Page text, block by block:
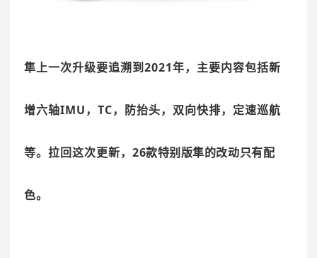
隼上一次升级要追溯到2021年，主要内容包括新
增六轴IMU，TC，防抬头，双向快排，定速巡航
等。拉回这次更新，26款特别版隼的改动只有配
色。